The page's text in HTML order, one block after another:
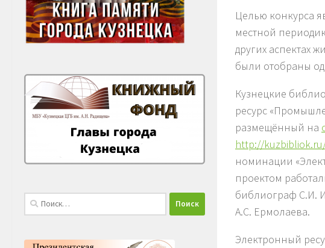
Целью конкурса
местной
других аспектах
были отобраны
Кузнецкие
ресурс
размещённый на
http://
номинации
проектом
библиограф С.И.
А.С. Ермолаева.
Электронный
Найти: